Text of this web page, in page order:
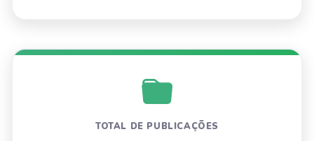
TOTAL DE PUBLICAÇÕES